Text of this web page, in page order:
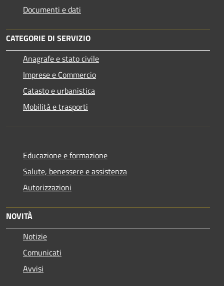
Documenti e dati
CATEGORIE DI SERVIZIO
Anagrafe e stato civile
Imprese e Commercio
Catasto e urbanistica
Mobilità e trasporti
Educazione e formazione
Salute, benessere e assistenza
Autorizzazioni
NOVITÀ
Notizie
Comunicati
Avvisi